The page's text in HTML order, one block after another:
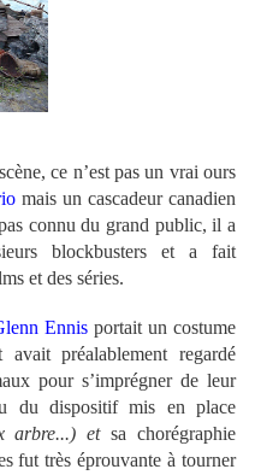
ce n’est pas un vrai ours
mais un cascadeur canadien
connu du grand public, il a
blockbusters et a fait
et des séries.
Ennis portait un costume
préalablement regardé
pour s’imprégner de leur
du dispositif mis en place
arbre...) etsa chorégraphie
fut très éprouvante à tourner